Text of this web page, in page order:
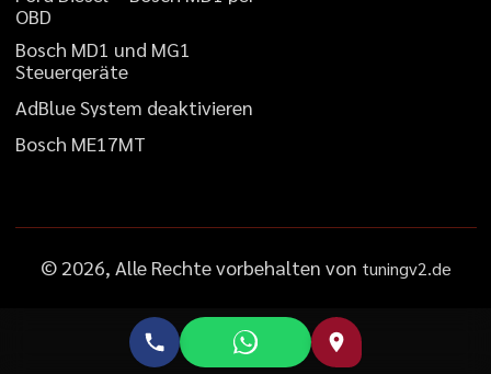
OBD
Bosch MD1 und MG1
Steuergeräte
AdBlueSystem deaktivieren
Bosch ME17MT
© 2026, Alle Rechte vorbehalten von tuningv2.de